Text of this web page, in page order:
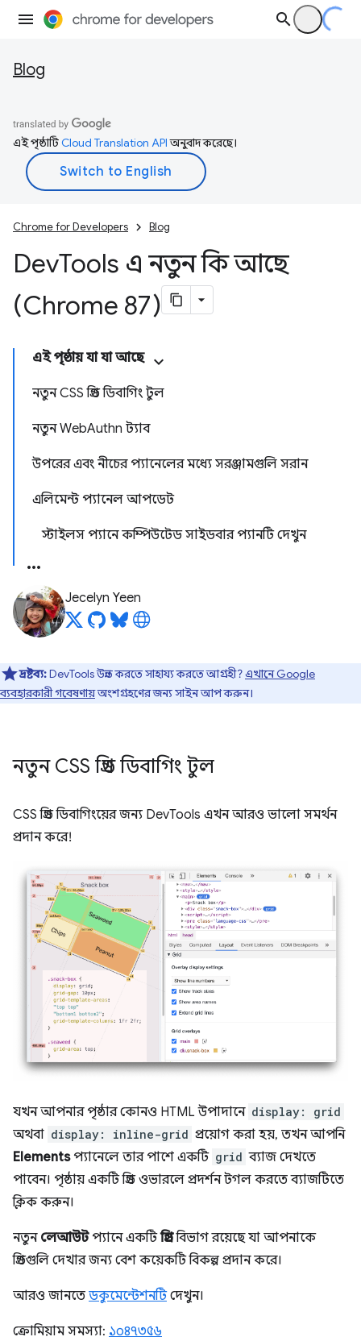
Blog
এই পৃষ্ঠাটিCloud Translation APIঅনুবাদ করেছে।
Chrome for Developers Blog
DevTools এ নতুন কি আছে
(Chrome 87)
এই পৃষ্ঠায় যা যা আছে
নতুন CSS গ্রিড ডিবাগিং টুল
নতুন WebAuthn ট্যাব
উপরের এবং নীচের প্যানেলের মধ্যে সরঞ্জামগুলি সরান
এলিমেন্ট প্যানেল আপডেট
স্টাইলস প্যানে কম্পিউটেড সাইডবার প্যানটি দেখুন
Jecelyn Yeen
দ্রষ্টব্য:DevTools উন্নত করতে সাহায্য করতে আগ্রহী?এখানে Google
ব্যবহারকারী গবেষণায়অংশগ্রহণের জন্য সাইন আপ করুন।
নতুন CSS গ্রিড ডিবাগিং টুল
CSS গ্রিড ডিবাগিংয়ের জন্য DevTools এখন আরও ভালো সমর্থন
প্রদান করে!
যখন আপনার পৃষ্ঠার কোনও HTML উপাদানে display: grid
অথবা display: inline-grid প্রয়োগ করা হয়, তখন আপনি
Elementsপ্যানেলে তার পাশে একটি grid ব্যাজ দেখতে
পাবেন। পৃষ্ঠায় একটি গ্রিড ওভারলে প্রদর্শন টগল করতে ব্যাজটিতে
ক্লিক করুন।
নতুন লেআউটপ্যানে একটিগ্রিডবিভাগ রয়েছে যা আপনাকে
গ্রিডগুলি দেখার জন্য বেশ কয়েকটি বিকল্প প্রদান করে।
আরও জানতে ডকুমেন্টেশনটিদেখুন।
ক্রোমিয়াম সমস্যা: ১০৪৭৩৫৬